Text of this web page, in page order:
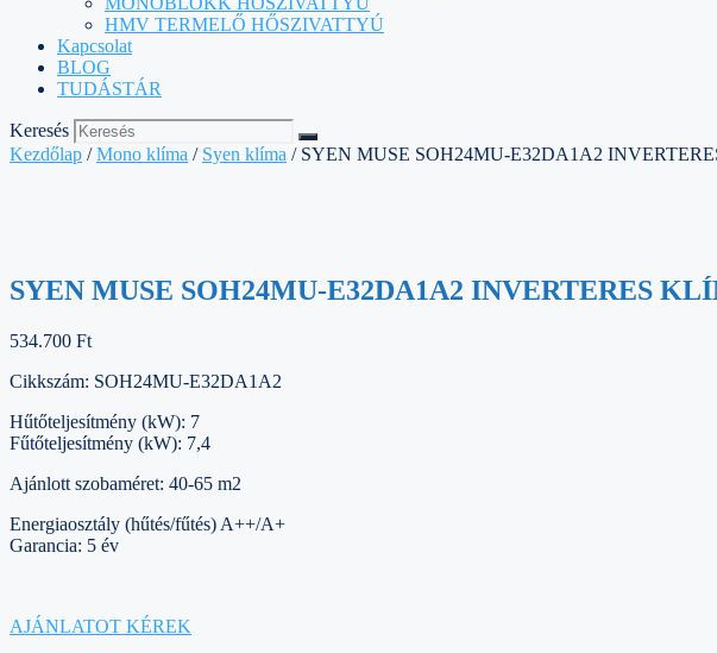
HMV TERMELŐ HŐSZIVATTYÚ
Kapcsolat
BLOG
TUDÁSTÁR
Keresés
Kezdőlap /Mono klíma / Syen klíma / SYEN MUSE SOH24MU-E32DA1A2
SYEN MUSE SOH24MU-E32DA1A2 INVERTERES
534.700 Ft
Cikkszám: SOH24MU-E32DA1A2
Hűtőteljesítmény (kW): 7
Fűtőteljesítmény (kW): 7,4
Ajánlott szobaméret: 40-65 m2
Energiaosztály (hűtés/fűtés) A++/A+
Garancia: 5 év
AJÁNLATOT KÉREK